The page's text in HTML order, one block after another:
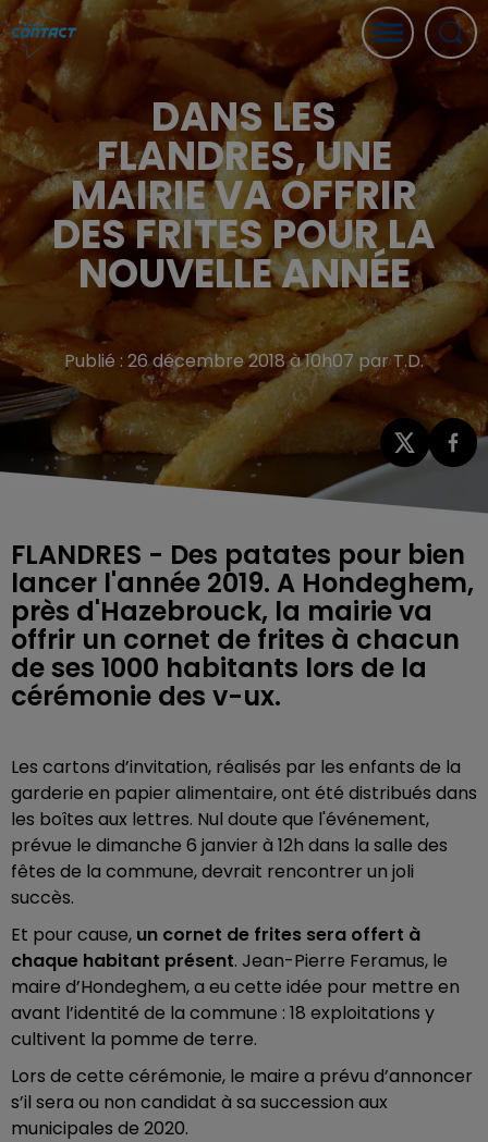
DANS LES
FLANDRES, UNE
MAIRIE VA OFFRIR
DES FRITES POUR LA
NOUVELLE ANNÉE
Publié : 26 décembre 2018 à 10h07 par T.D.
FLANDRES - Des patates pour bien
lancer l'année 2019. A Hondeghem,
près d'Hazebrouck, la mairie va
offrir un cornet de frites à chacun
de ses 1000 habitants lors de la
cérémonie des v-ux.
Les cartons d’invitation, réalisés par les enfants de la
garderie en papier alimentaire, ont été distribués dans
les boîtes aux lettres. Nul doute que l'événement,
prévue le dimanche 6 janvier à 12h dans la salle des
fêtes de la commune, devrait rencontrer un joli
succès.
Et pour cause, un cornet de frites sera offert à
chaque habitant présent. Jean-Pierre Feramus, le
maire d’Hondeghem, a eu cette idée pour mettre en
avant l’identité de la commune : 18 exploitations y
cultivent la pomme de terre.
Lors de cette cérémonie, le maire a prévu d’annoncer
s’il sera ou non candidat à sa succession aux
municipales de 2020.